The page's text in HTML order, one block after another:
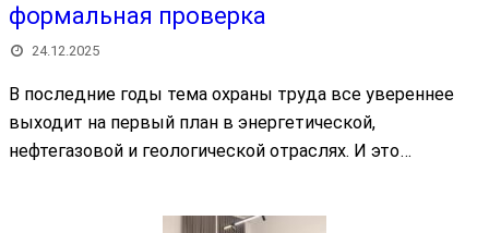
формальная проверка
24.12.2025
В последние годы тема охраны труда все увереннее
выходит на первый план в энергетической,
нефтегазовой и геологической отраслях. И это…